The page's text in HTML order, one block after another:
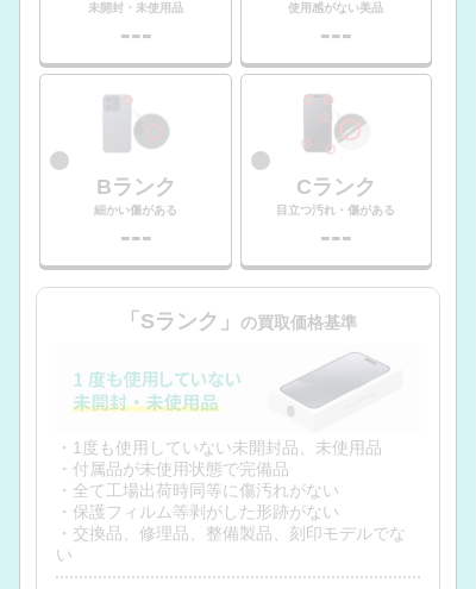
未開封・未使用品
---
使用感がない美品
---
Bランク
細かい傷がある
---
Cランク
目立つ汚れ・傷がある
---
「Sランク」 の買取価格基準
・1度も使用していない未開封品、未使用品
・付属品が未使用状態で完備品
・全て工場出荷時同等に傷汚れがない
・保護フィルム等剥がした形跡がない
・交換品、修理品、整備製品、刻印モデルでな
い